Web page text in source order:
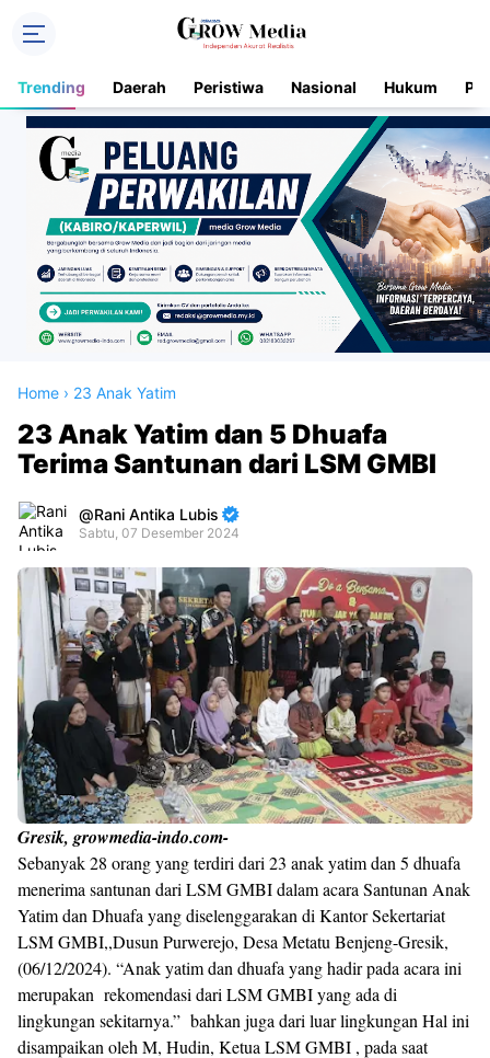
Trending Daerah Peristiwa Nasional Hukum
Home › 23 Anak Yatim
23 Anak Yatim dan 5 Dhuafa
Terima Santunan dari LSM GMBI
Rani Antika Lubis
Sabtu, 07 Desember 2024
Premium
Raushan
Design
With
Shroff
Templates
Gresik, growmedia-indo.com-
Sebanyak 28 orang yang terdiri dari 23 anak yatim dan 5 dhuafa
menerima santunan dari LSM GMBI dalam acara Santunan Anak
Yatim dan Dhuafa yang diselenggarakan di Kantor Sekertariat
LSM GMBI,,Dusun Purwerejo, Desa Metatu Benjeng-Gresik,
(06/12/2024). “Anak yatim dan dhuafa yang hadir pada acara ini
merupakan rekomendasi dari LSM GMBI yang ada di
lingkungan sekitarnya.” bahkan juga dari luar lingkungan Hal ini
disampaikan oleh M, Hudin, Ketua LSM GMBI , pada saat